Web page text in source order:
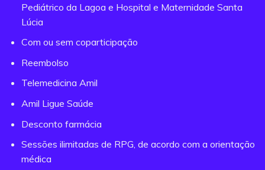
Pediátrico da Lagoa e Hospital e Maternidade Santa
Lúcia
Com ou sem coparticipação
Reembolso
Telemedicina Amil
Amil Ligue Saúde
Desconto farmácia
Sessões ilimitadas de RPG, de acordo com a orientação
médica